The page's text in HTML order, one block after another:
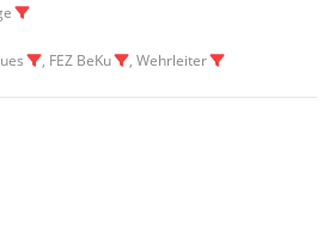
, FEZ BeKu , Wehrleiter